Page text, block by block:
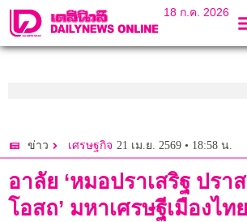
18 ก.ค. 2026
ข่าว เศรษฐกิจ 21 เม.ย. 2569 • 18:58 น.
อาลัย ‘หมอปราเสริฐ ปรา
โอสถ’ มหาเศรษฐีเมืองไท